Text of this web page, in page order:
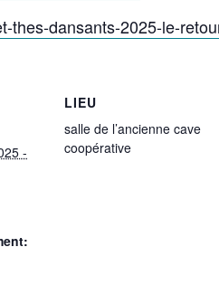
thes-dansants-2025-le-
-
LIEU
salle de l’ancienne cave
coopérative